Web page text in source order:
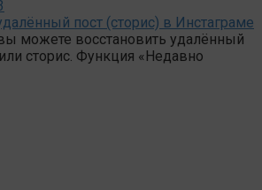
пост (сторис) в Инстаграме
можете восстановить удалённый
сторис. Функция «Недавно